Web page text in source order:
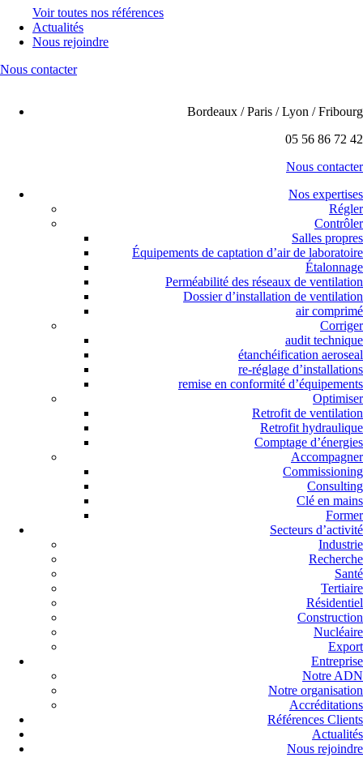
Voir toutes nos références
Actualités
Nous rejoindre
Nous contacter
Bordeaux / Paris / Lyon / Fribourg
05 56 86 72 42
Nous contacter
Nos expertises
Régler
Contrôler
Salles propres
Équipements de captation d’air de laboratoire
Étalonnage
Perméabilité des réseaux de ventilation
Dossier d’installation de ventilation
air comprimé
Corriger
audit technique
étanchéification aeroseal
re-réglage d’installations
remise en conformité d’équipements
Optimiser
Retrofit de ventilation
Retrofit hydraulique
Comptage d’énergies
Accompagner
Commissioning
Consulting
Clé en mains
Former
Secteurs d’activité
Industrie
Recherche
Santé
Tertiaire
Résidentiel
Construction
Nucléaire
Export
Entreprise
Notre ADN
Notre organisation
Accréditations
Références Clients
Actualités
Nous rejoindre